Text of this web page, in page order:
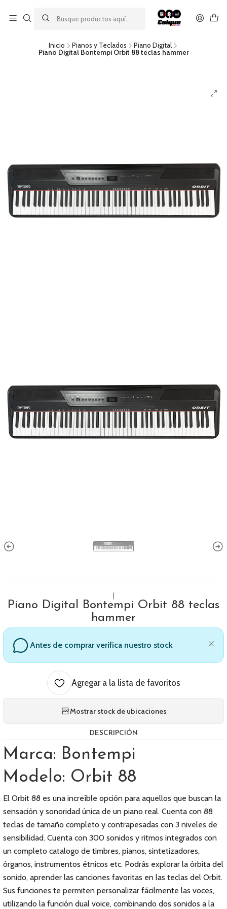
descuento por pago con transferencia bancaria
por una compra mínima de $49.990. Este descuento no es
acumulable a otras promociones ni aplicable a gastos de envío.
Inicio Pianos y Teclados
Piano Digital
Piano Digital Bontempi Orbit 88 teclas hammer
Piano Digital Bontempi Orbit 88 teclas
hammer
Antes de comprar verifica nuestro stock
Agregar a la lista de favoritos
Mostrar stock de ubicaciones
DESCRIPCIÓN
Marca: Bontempi
Modelo: Orbit 88
El Orbit 88 es una increíble opción para aquellos que buscan la
sensación y sonoridad única de un piano real. Cuenta con 88
teclas de tamaño completo y contrapesadas con 3 niveles de
sensibilidad. Cuenta con 300 sonidos y ritmos integrados con
un completo catalogo de timbres, pianos, sintetizadores,
órganos, instrumentos étnicos etc. Podrás explorar la órbita del
sonido, aprender las canciones favoritas en las teclas del Orbit.
Sus funciones te permiten personalizar fácilmente las voces,
utilizando la función dual voice, combinando dos sonidos a la